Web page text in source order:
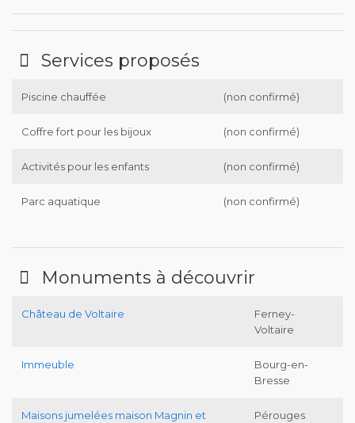
Services proposés
Piscine chauffée (non confirmé)
Coffre fort pour les bijoux (non confirmé)
Activités pour les enfants (non confirmé)
Parc aquatique (non confirmé)
Monuments à découvrir
Château de Voltaire
Ferney-
Voltaire
Immeuble
Bourg-en-
Bresse
Maisons jumelées maison Magnin et
Pérouges